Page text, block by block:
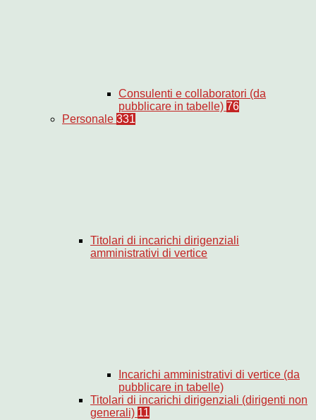
Consulenti e collaboratori (da
pubblicare in tabelle) 76
Personale 331
Titolari di incarichi dirigenziali
amministrativi di vertice
Incarichi amministrativi di vertice (da
pubblicare in tabelle)
Titolari di incarichi dirigenziali (dirigenti non
generali) 11